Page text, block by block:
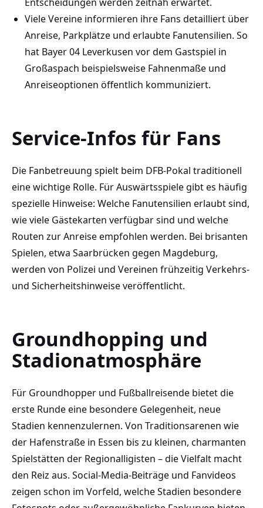
Viele Vereine informieren ihre Fans detailliert über
Anreise, Parkplätze und erlaubte Fanutensilien. So
hat Bayer 04 Leverkusen vor dem Gastspiel in
Großaspach beispielsweise Fahnenmaße und
Anreiseoptionen öffentlich kommuniziert.
Service-Infos für Fans
Die Fanbetreuung spielt beim DFB-Pokal traditionell
eine wichtige Rolle. Für Auswärtsspiele gibt es häufig
spezielle Hinweise: Welche Fanutensilien erlaubt sind,
wie viele Gästekarten verfügbar sind und welche
Routen zur Anreise empfohlen werden. Bei brisanten
Spielen, etwa Saarbrücken gegen Magdeburg,
werden von Polizei und Vereinen frühzeitig Verkehrs-
und Sicherheitshinweise veröffentlicht.
Groundhopping und
Stadionatmosphäre
Für Groundhopper und Fußballreisende bietet die
erste Runde eine besondere Gelegenheit, neue
Stadien kennenzulernen. Von Traditionsarenen wie
der Hafenstraße in Essen bis zu kleinen, charmanten
Spielstätten der Regionalligisten – die Vielfalt macht
den Reiz aus. Social-Media-Beiträge und Fanvideos
zeigen schon im Vorfeld, welche Stadien besondere